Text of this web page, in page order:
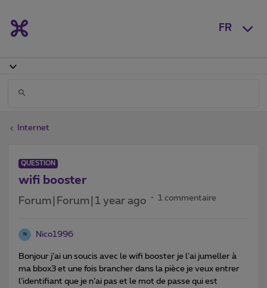
FR
Internet
QUESTION
wifi booster
Forum|Forum|1 year ago 1 commentaire
N Nico1996
Bonjour j’ai un soucis avec le wifi booster je l’ai jumeller à
ma bbox3 et une fois brancher dans la pièce je veux entrer
l’identifiant que je n’ai pas et le mot de passe qui est